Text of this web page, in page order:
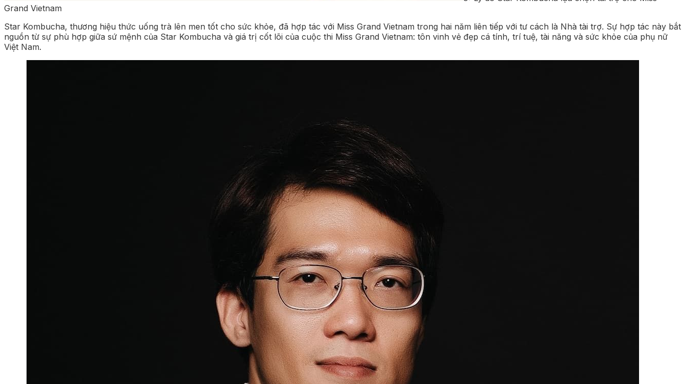
Grand Vietnam
Star Kombucha, thương hiệu thức uống trà lên men tốt cho sức khỏe, đã hợp tác với Miss Grand Vietnam trong hai năm liên tiếp với tư cách là Nhà tài trợ. Sự hợp tác này bắt
nguồn từ sự phù hợp giữa sứ mệnh của Star Kombucha và giá trị cốt lõi của cuộc thi Miss Grand Vietnam: tôn vinh vẻ đẹp cá tính, trí tuệ, tài năng và sức khỏe của phụ nữ
Việt Nam.